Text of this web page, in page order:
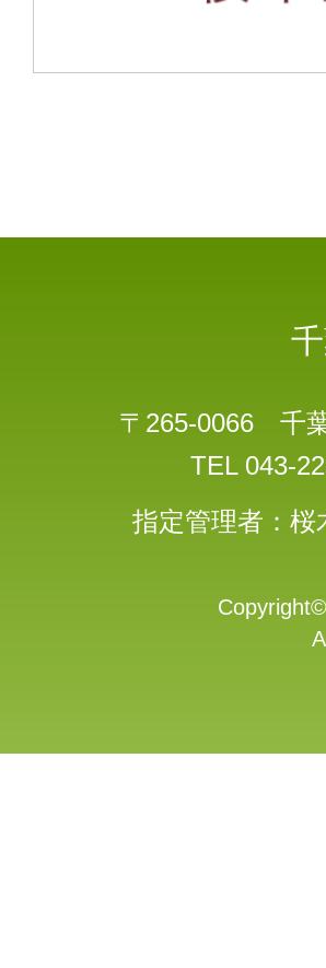
〒265-0066 千
TEL 043-
指定管理者：
Copyright©